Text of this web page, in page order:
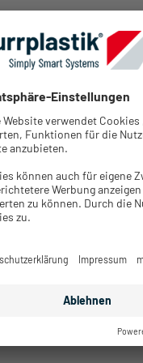
die Seite neu.